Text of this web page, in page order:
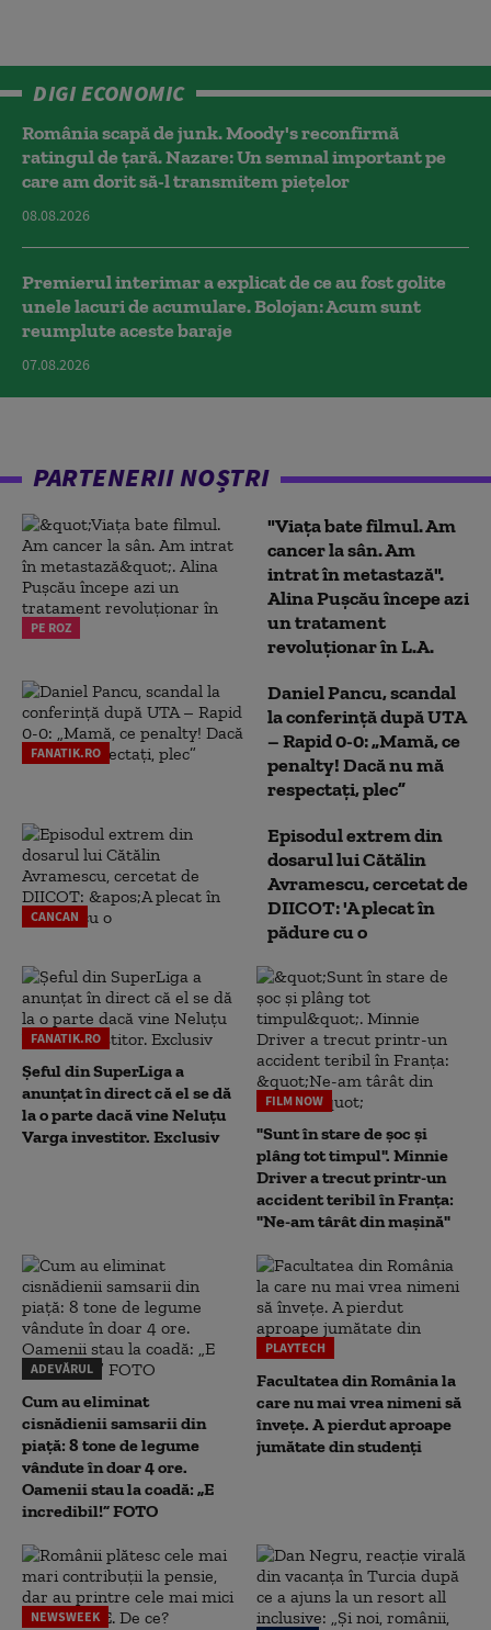
DIGI ECONOMIC
România scapă de junk. Moody's reconfirmă
ratingul de țară. Nazare: Un semnal important pe
care am dorit să-l transmitem piețelor
08.08.2026
Premierul interimar a explicat de ce au fost golite
unele lacuri de acumulare. Bolojan: Acum sunt
reumplute aceste baraje
07.08.2026
PARTENERII NOȘTRI
PE ROZ
"Viața bate filmul. Am
cancer la sân. Am
intrat în metastază".
Alina Pușcău începe azi
un tratament
revoluționar în L.A.
FANATIK.RO
Daniel Pancu, scandal
la conferință după UTA
– Rapid 0-0: „Mamă, ce
penalty! Dacă nu mă
respectați, plec”
CANCAN
Episodul extrem din
dosarul lui Cătălin
Avramescu, cercetat de
DIICOT: 'A plecat în
pădure cu o
FANATIK.RO
Șeful din SuperLiga a
anunțat în direct că el se dă
la o parte dacă vine Neluțu
Varga investitor. Exclusiv
FILM NOW
"Sunt în stare de șoc și
plâng tot timpul". Minnie
Driver a trecut printr-un
accident teribil în Franța:
"Ne-am târât din mașină"
ADEVĂRUL
Cum au eliminat
cisnădienii samsarii din
piață: 8 tone de legume
vândute în doar 4 ore.
Oamenii stau la coadă: „E
incredibil!” FOTO
PLAYTECH
Facultatea din România la
care nu mai vrea nimeni să
înveţe. A pierdut aproape
jumătate din studenţi
NEWSWEEK